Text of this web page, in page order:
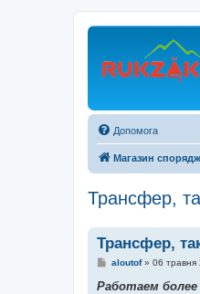
Допомога
Магазин
Трансфер,
Трансфер,
П
в
aloutof» 06 травня
Работаем